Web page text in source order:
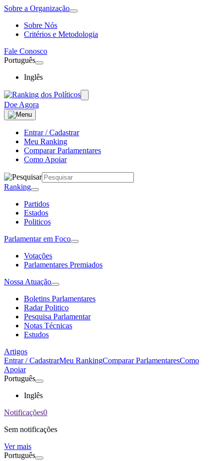
Sobre a Organização
Sobre Nós
Critérios e Metodologia
Fale Conosco
Português
Inglês
Doe Agora
Entrar / Cadastrar
Meu Ranking
Comparar Parlamentares
Como Apoiar
Ranking
Partidos
Estados
Politicos
Parlamentar em Foco
Votações
Parlamentares Premiados
Nossa Atuação
Boletins Parlamentares
Radar Politico
Pesquisa Parlamentar
Notas Técnicas
Estudos
Artigos
Entrar / CadastrarMeu RankingComparar ParlamentaresComo
Apoiar
Português
Inglês
Notificações0
Sem notificações
Ver mais
Português